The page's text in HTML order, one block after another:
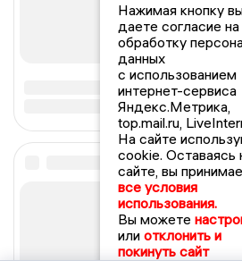
Нажимая кнопку
даете согласие на
обработку
данных
с использованием
интернет-сервиса
Яндекс.Метрика,
top.mail.ru,
На сайте
cookie. Оставаясь
сайте, вы
все условия
использования.
Вы можете
или отклонить и
покинуть сайт